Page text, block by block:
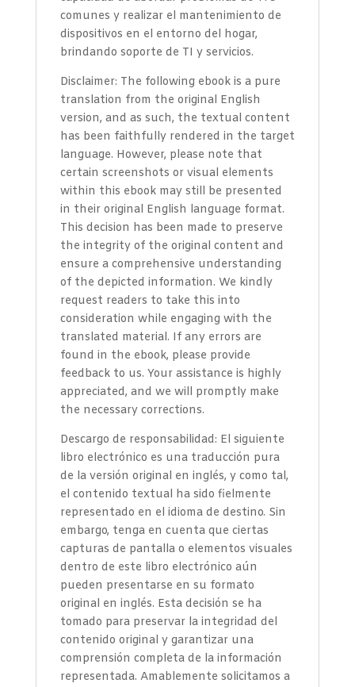
comunes y realizar el mantenimiento de
dispositivos en el entorno del hogar,
brindando soporte de TI y servicios.
Disclaimer: The following ebook is a pure
translation from the original English
version, and as such, the textual content
has been faithfully rendered in the target
language. However, please note that
certain screenshots or visual elements
within this ebook may still be presented
in their original English language format.
This decision has been made to preserve
the integrity of the original content and
ensure a comprehensive understanding
of the depicted information. We kindly
request readers to take this into
consideration while engaging with the
translated material. If any errors are
found in the ebook, please provide
feedback to us. Your assistance is highly
appreciated, and we will promptly make
the necessary corrections.
Descargo de responsabilidad: El siguiente
libro electrónico es una traducción pura
de la versión original en inglés, y como tal,
el contenido textual ha sido fielmente
representado en el idioma de destino. Sin
embargo, tenga en cuenta que ciertas
capturas de pantalla o elementos visuales
dentro de este libro electrónico aún
pueden presentarse en su formato
original en inglés. Esta decisión se ha
tomado para preservar la integridad del
contenido original y garantizar una
comprensión completa de la información
representada. Amablemente solicitamos a